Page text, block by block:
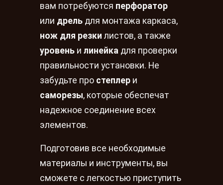
вам потребуются перфоратор
или дрель для монтажа каркаса,
нож для резки листов, а также
уровень и линейка для проверки
правильности установки. Не
забудьте про степлер и
саморезы, которые обеспечат
надежное соединение всех
элементов.
Подготовив все необходимые
материалы и инструменты, вы
сможете с легкостью приступить